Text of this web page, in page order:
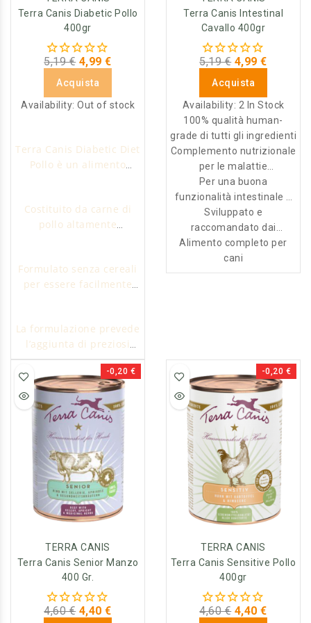
Terra Canis Diabetic Pollo
400gr
5,19 € 4,99 €
Acquista
Availability: Out of stock
Terra Canis Diabetic Diet
Pollo è un alimento
di Diabete.
Costituito da carne di
pollo altamente
affaticare il pancreas.
Formulato senza cereali
per essere facilmente
una dieta grain free.
La formulazione prevede
l’aggiunta di preziosi
ingredienti per
contrastare i problemi di
diabete
Terra Canis Intestinal
Cavallo 400gr
5,19 € 4,99 €
Acquista
Availability: 2 In Stock
100% qualità human-
grade di tutti gli ingredienti
Complemento nutrizionale
per le malattie
gastrointestinali
Per una buona
funzionalità intestinale e
una mucosa gastrica sana
Sviluppato e
raccomandato dai
veterinari
Alimento completo per
cani
-0,20 €
TERRA CANIS
Terra Canis Senior Manzo
400 Gr.
4,60 € 4,40 €
-0,20 €
TERRA CANIS
Terra Canis Sensitive Pollo
400gr
4,60 € 4,40 €